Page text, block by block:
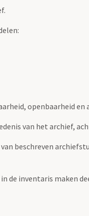
openbaarheid en
van het archief,
beschreven
de inventaris maken